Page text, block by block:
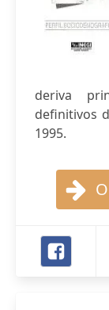
deriva
definitivos
1995.